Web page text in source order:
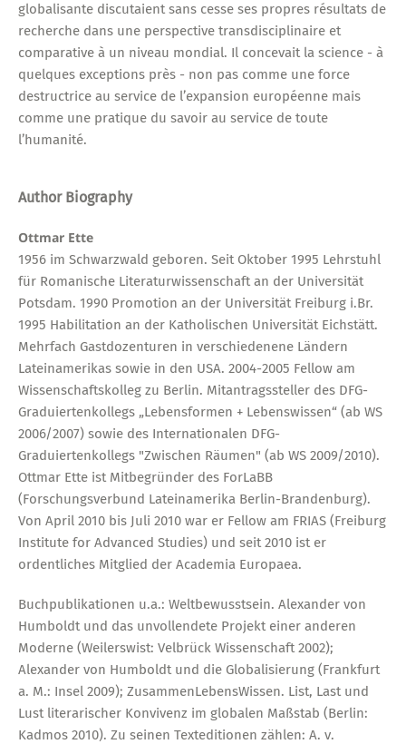
globalisante discutaient sans cesse ses propres résultats de
recherche dans une perspective transdisciplinaire et
comparative à un niveau mondial. Il concevait la science - à
quelques exceptions près - non pas comme une force
destructrice au service de l’expansion européenne mais
comme une pratique du savoir au service de toute
l’humanité.
Author Biography
Ottmar Ette
1956 im Schwarzwald geboren. Seit Oktober 1995 Lehrstuhl
für Romanische Literaturwissenschaft an der Universität
Potsdam. 1990 Promotion an der Universität Freiburg i.Br.
1995 Habilitation an der Katholischen Universität Eichstätt.
Mehrfach Gastdozenturen in verschiedenene Ländern
Lateinamerikas sowie in den USA. 2004-2005 Fellow am
Wissenschaftskolleg zu Berlin. Mitantragssteller des DFG-
Graduiertenkollegs „Lebensformen + Lebenswissen“ (ab WS
2006/2007) sowie des Internationalen DFG-
Graduiertenkollegs "Zwischen Räumen" (ab WS 2009/2010).
Ottmar Ette ist Mitbegründer des ForLaBB
(Forschungsverbund Lateinamerika Berlin-Brandenburg).
Von April 2010 bis Juli 2010 war er Fellow am FRIAS (Freiburg
Institute for Advanced Studies) und seit 2010 ist er
ordentliches Mitglied der Academia Europaea.
Buchpublikationen u.a.: Weltbewusstsein. Alexander von
Humboldt und das unvollendete Projekt einer anderen
Moderne (Weilerswist: Velbrück Wissenschaft 2002);
Alexander von Humboldt und die Globalisierung (Frankfurt
a. M.: Insel 2009); ZusammenLebensWissen. List, Last und
Lust literarischer Konvivenz im globalen Maßstab (Berlin:
Kadmos 2010). Zu seinen Texteditionen zählen: A. v.